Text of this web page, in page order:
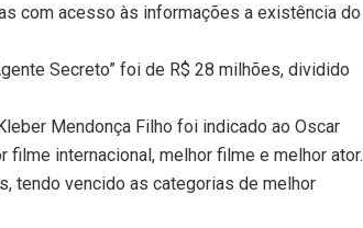
com acesso às informações a existência do
Secreto” foi de R$ 28 milhões, dividido
Mendonça Filho foi indicado ao Oscar
internacional, melhor filme e melhor ator.
tendo vencido as categorias de melhor